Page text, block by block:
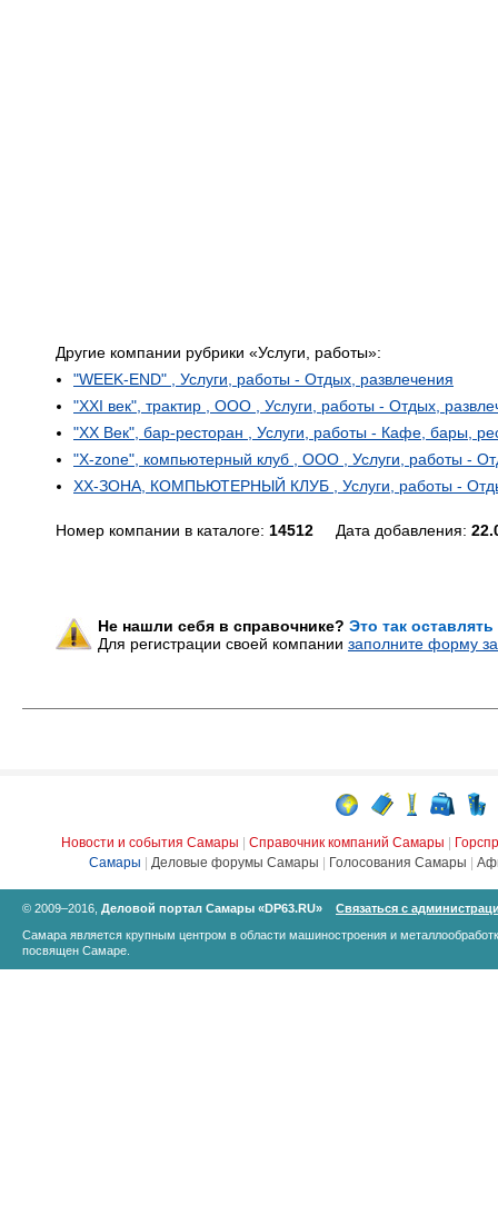
Другие компании рубрики «Услуги, работы»:
"WEEK-END" , Услуги, работы - Отдых, развлечения
"XXI век", трактир , ООО , Услуги, работы - Отдых,
"XX Век", бар-ресторан , Услуги, работы - Кафе, бары,
"X-zone", компьютерный клуб , ООО , Услуги, работы -
XХ-ЗОНА, КОМПЬЮТЕРНЫЙ КЛУБ , Услуги, работы -
Номер компании в каталоге: 14512 Дата добавления:
Не нашли себя в справочнике? Это так
Для регистрации своей компании заполните форму
Новости и события Самары Справочник компаний Самары
Самары
Деловые форумы Самары Голосования Самары
© 2009–2016, Деловой портал Самары «DP63.RU»
Связаться с
Самара является крупным центром в области машиностроения и
посвящен Самаре.